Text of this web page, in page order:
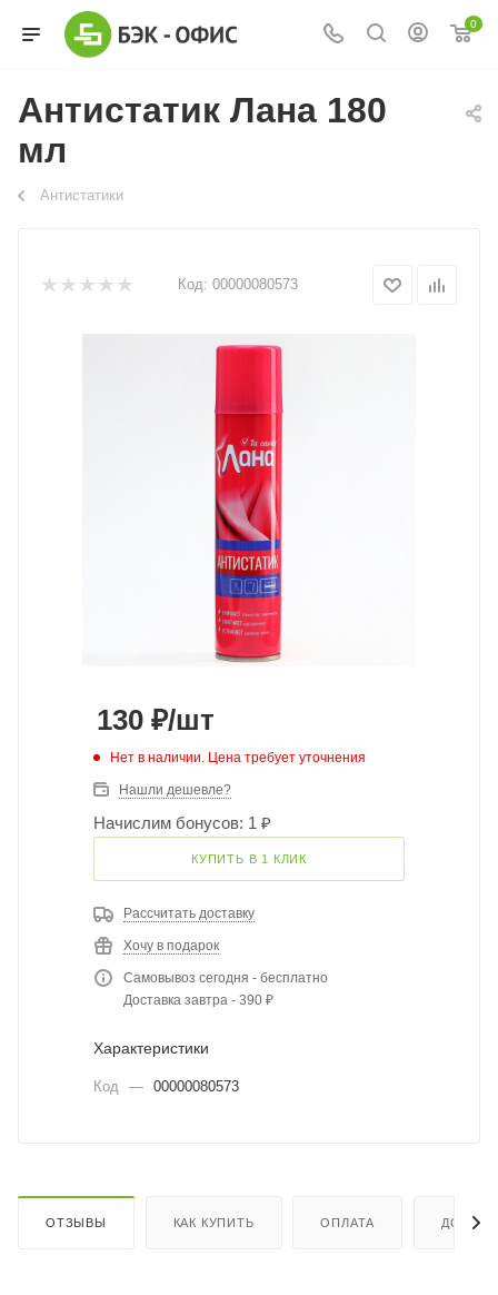
0
Антистатик Лана 180
мл
Антистатики
Код: 00000080573
130 ₽/шт
Нет в наличии. Цена требует уточнения
Нашли дешевле?
Начислим бонусов: 1 ₽
КУПИТЬ В 1 КЛИК
Рассчитать доставку
Хочу в подарок
Самовывоз сегодня - бесплатно
Доставка завтра - 390 ₽
Характеристики
Код — 00000080573
ОТЗЫВЫ КАК КУПИТЬ ОПЛАТА